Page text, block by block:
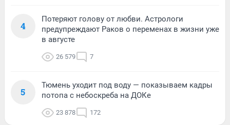
4
Потеряют голову от любви. Астрологи
предупреждают Раков о переменах в жизни уже
в августе
26 579 7
5
Тюмень уходит под воду — показываем кадры
потопа с небоскреба на ДОКе
23 878 172